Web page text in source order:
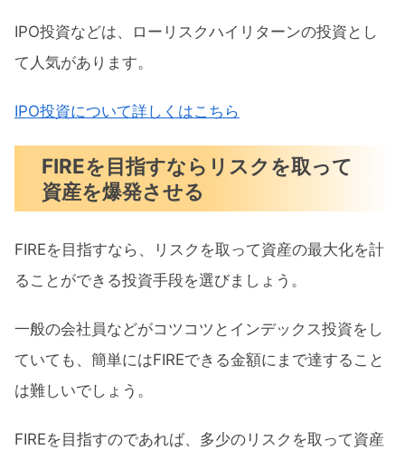
IPO投資などは、ローリスクハイリターンの投資とし
て人気があります。
IPO投資について詳しくはこちら
FIREを目指すならリスクを取って
資産を爆発させる
FIREを目指すなら、リスクを取って資産の最大化を計
ることができる投資手段を選びましょう。
一般の会社員などがコツコツとインデックス投資をし
ていても、簡単にはFIREできる金額にまで達すること
は難しいでしょう。
FIREを目指すのであれば、多少のリスクを取って資産